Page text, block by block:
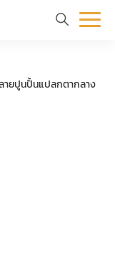
รกท่อง เที่ยวอย่าง
ายปูนปั้นแปลกตากลาง